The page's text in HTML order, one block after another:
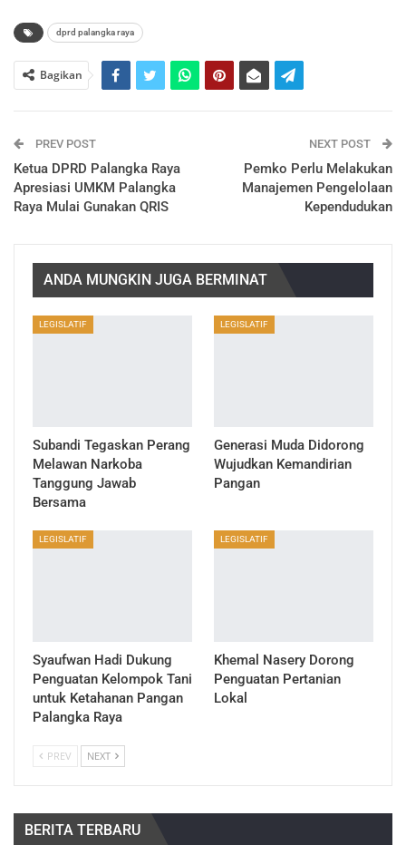
dprd palangka raya
Bagikan
PREV POST
Ketua DPRD Palangka Raya
Apresiasi UMKM Palangka
Raya Mulai Gunakan QRIS
NEXT POST
Pemko Perlu Melakukan
Manajemen Pengelolaan
Kependudukan
ANDA MUNGKIN JUGA BERMINAT
LEGISLATIF
Subandi Tegaskan Perang
Melawan Narkoba
Tanggung Jawab
Bersama
LEGISLATIF
Generasi Muda Didorong
Wujudkan Kemandirian
Pangan
LEGISLATIF
Syaufwan Hadi Dukung
Penguatan Kelompok Tani
untuk Ketahanan Pangan
Palangka Raya
LEGISLATIF
Khemal Nasery Dorong
Penguatan Pertanian
Lokal
PREV NEXT
BERITA TERBARU